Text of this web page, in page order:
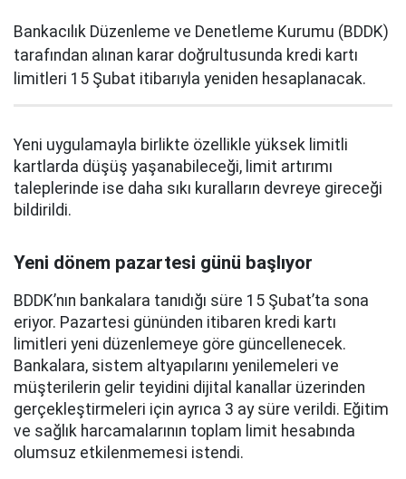
Bankacılık Düzenleme ve Denetleme Kurumu (BDDK)
tarafından alınan karar doğrultusunda kredi kartı
limitleri 15 Şubat itibarıyla yeniden hesaplanacak.
Yeni uygulamayla birlikte özellikle yüksek limitli
kartlarda düşüş yaşanabileceği, limit artırımı
taleplerinde ise daha sıkı kuralların devreye gireceği
bildirildi.
Yeni dönem pazartesi günü başlıyor
BDDK’nın bankalara tanıdığı süre 15 Şubat’ta sona
eriyor. Pazartesi gününden itibaren kredi kartı
limitleri yeni düzenlemeye göre güncellenecek.
Bankalara, sistem altyapılarını yenilemeleri ve
müşterilerin gelir teyidini dijital kanallar üzerinden
gerçekleştirmeleri için ayrıca 3 ay süre verildi. Eğitim
ve sağlık harcamalarının toplam limit hesabında
olumsuz etkilenmemesi istendi.